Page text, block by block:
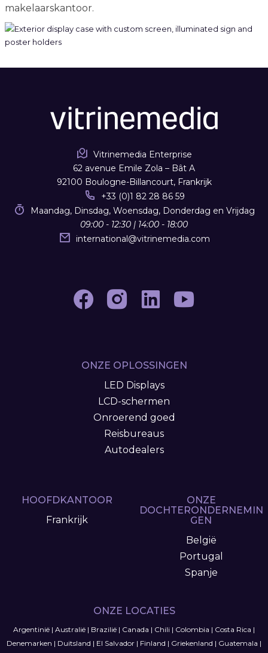
makelaarskantoor.
Vitrinemedia Enterprise
62 avenue Emile Zola – Bât A
92100 Boulogne-Billancourt, Frankrijk
+33 (0)1 82 28 86 59
Maandag, Dinsdag, Woensdag, Donderdag en Vrijdag
09:00 - 12:30 | 14:00 - 18:00
international@vitrinemedia.com
ONZE OPLOSSINGEN
LED Displays
LCD-schermen
Onroerend goed
Reisbureaus
Autodealers
HOOFDKANTOOR
Frankrijk
ONZE
DOCHTERONDERNEMIN
GEN
België
Portugal
Spanje
ONZE LOCATIES
Argentinië | Australië | Brazilië | Canada | Chili | Colombia | Costa Rica |
Denemarken | Duitsland | El Salvador | Finland | Griekenland | Guatemala |